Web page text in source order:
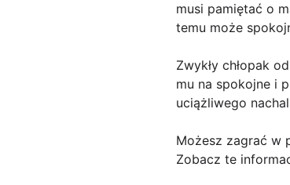
musi pamiętać o
temu może
Zwykły chłopak
mu na spokojne i
uciążliwego
Możesz zagrać w
Zobacz te